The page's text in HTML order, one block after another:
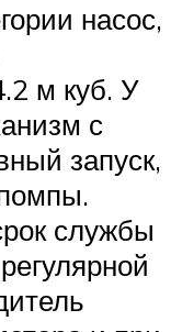
насос,
м куб. У
с
запуск,
службы